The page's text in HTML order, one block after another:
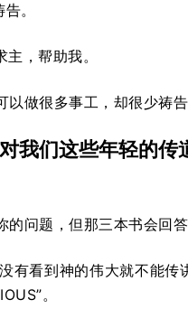
。
，帮助我。
做很多事工，却很少祷告
我们这些年轻的传
问题，但那三本书会回答
有看到神的伟大就不能传
。